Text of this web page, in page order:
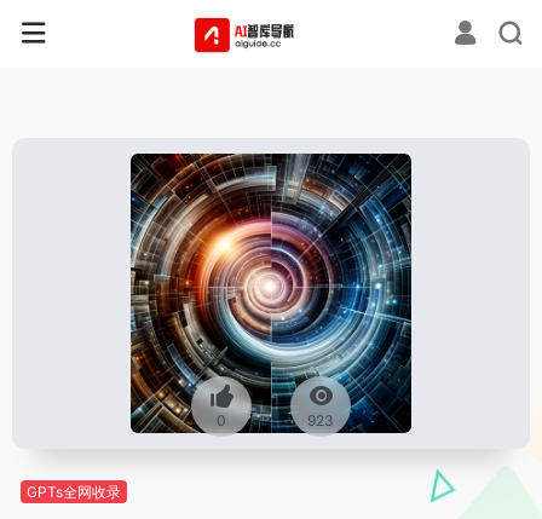
0 923
GPTs全网收录